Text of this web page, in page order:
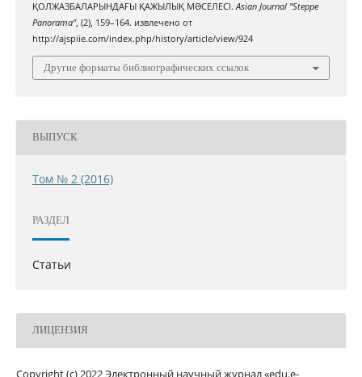
ҚОЛЖАЗБАЛАРЫНДАҒЫ ҚАЖЫЛЫҚ МƏСЕЛЕСІ.Asian Journal "Steppe
Panorama", (2), 159–164. извлечено от
http://ajspiie.com/index.php/history/article/view/924
Другие форматы библиографических ссылок
ВЫПУСК
Том № 2 (2016)
РАЗДЕЛ
Статьи
ЛИЦЕНЗИЯ
Copyright (c) 2022 Электронный научный журнал «edu.e-